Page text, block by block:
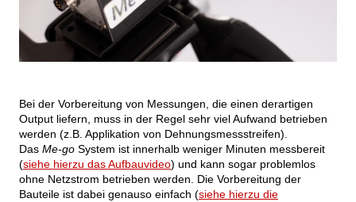
Bei der Vorbereitung von Messungen, die einen derartigen
Output liefern, muss in der Regel sehr viel Aufwand betrieben
werden (z.B. Applikation von Dehnungsmessstreifen).
Das Me-go System ist innerhalb weniger Minuten messbereit
(siehe hierzu das Aufbauvideo) und kann sogar problemlos
ohne Netzstrom betrieben werden. Die Vorbereitung der
Bauteile ist dabei genauso einfach (siehe hierzu die